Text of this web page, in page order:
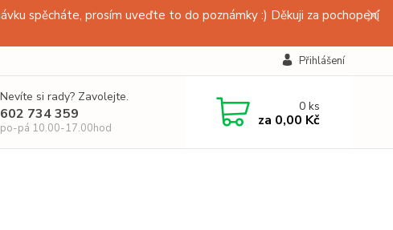
spěcháte, prosím uveďte to do poznámky :) Děkuji za pochopení
Přihlášení
Nevíte si rady? Zavolejte.
602 734 359
po-pá 10.00-17.00hod
0ks
za 0,00 Kč